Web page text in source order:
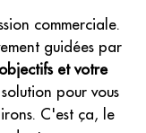
commerciale.
guidées par
et votre
pour vous
C'est ça, le